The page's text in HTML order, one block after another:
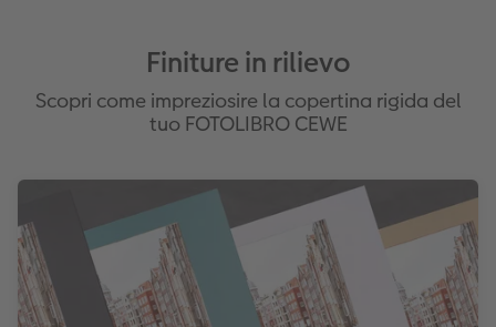
carta fotografica
Finiture in rilievo
Scopri come impreziosire la copertina rigida del
tuo FOTOLIBRO CEWE